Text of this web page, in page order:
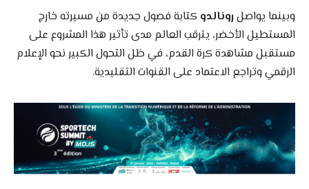
وبينما يواصلرونالدوكتابة فصول جديدة من مسيرته خارج
المستطيل الأخضر، يترقب العالم مدى تأثير هذا المشروع على
مستقبل مشاهدة كرة القدم، في ظل التحول الكبير نحو الإعلام
الرقمي وتراجع الاعتماد على القنوات التقليدية.